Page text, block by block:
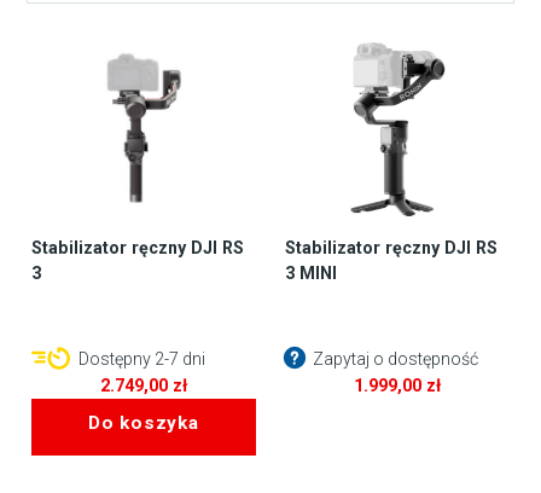
Stabilizator ręczny DJI RS
3
Dostępny 2-7 dni
2.749,00 zł
Do koszyka
Stabilizator ręczny DJI RS
3 MINI
Zapytaj o dostępność
1.999,00 zł